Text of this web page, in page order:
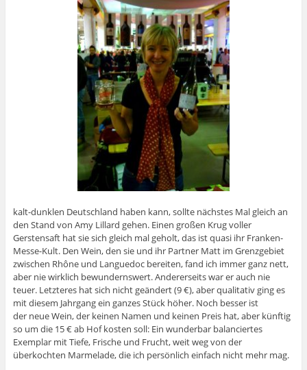
kalt-dunklen Deutschland haben kann, sollte nächstes Mal gleich an
den Stand von Amy Lillard gehen. Einen großen Krug voller
Gerstensaft hat sie sich gleich mal geholt, das ist quasi ihr Franken-
Messe-Kult. Den Wein, den sie und ihr Partner Matt im Grenzgebiet
zwischen Rhône und Languedoc bereiten, fand ich immer ganz nett,
aber nie wirklich bewundernswert. Andererseits war er auch nie
teuer. Letzteres hat sich nicht geändert (9 €), aber qualitativ ging es
mit diesem Jahrgang ein ganzes Stück höher. Noch besser ist
der neue Wein, der keinen Namen und keinen Preis hat, aber künftig
so um die 15 € ab Hof kosten soll: Ein wunderbar balanciertes
Exemplar mit Tiefe, Frische und Frucht, weit weg von der
überkochten Marmelade, die ich persönlich einfach nicht mehr mag.